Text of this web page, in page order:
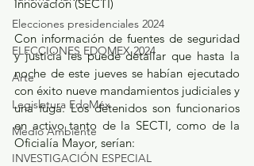
Elecciones presidenciales 2024
ELECCIONES EDOMEX 2024
Arte
Legislatura EdoMéx
Medio Ambiente
INVESTIGACIÓN ESPECIAL
Innovación (SECTI)
Con información de fuentes de seguridad
y justicia les puede detallar que hasta la
noche de este jueves se habían ejecutado
con éxito nueve mandamientos judiciales y
una fuga. Los detenidos son funcionarios
en activo tanto de la SECTI, como de la
Oficialía Mayor, serían: